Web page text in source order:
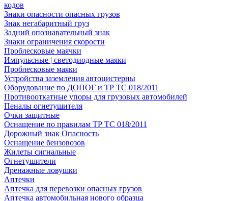
кодов
Знаки опасности опасных грузов
Знак негабаритный груз
Задний опознавательный знак
Знаки ограничения скорости
Проблесковые маячки
Импульсные | светодиодные маяки
Проблесковые маяки
Устройства заземления автоцистерны
Оборудование по ДОПОГ и ТР ТС 018/2011
Противооткатные упоры для грузовых автомобилей
Пеналы огнетушителя
Очки защитные
Оснащение по правилам ТР ТС 018/2011
Дорожный знак Опасность
Оснащение бензовозов
Жилеты сигнальные
Огнетушители
Дренажные ловушки
Аптечки
Аптечка для перевозки опасных грузов
Аптечка автомобильная нового образца